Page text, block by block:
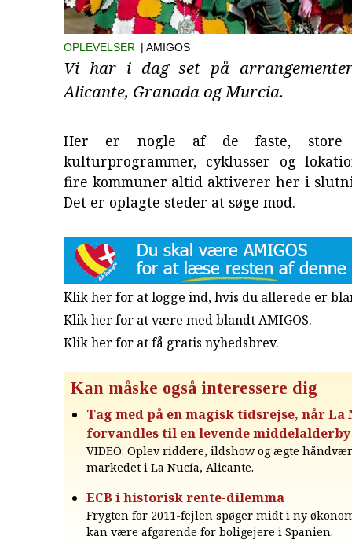
OPLEVELSER | AMIGOS
Vi har i dag set på
Alicante, Granada og Murcia.
Her er nogle af de faste, store
kulturprogrammer, cyklusser og
fire kommuner altid aktiverer her i
Det er oplagte steder at søge mod.
Klik her for at logge ind, hvis du allerede er
Klik her for at være med blandt AMIGOS.
Klik her for at få gratis nyhedsbrev.
Kan måske også interessere dig
Tag med på en magisk tidsrejse, når La
forvandles til en levende
VIDEO: Oplev riddere, ildshow og ægte
markedet i La Nucía, Alicante.
ECB i historisk rente-dilemma
Frygten for 2011-fejlen spøger midt i ny
kan være afgørende for boligejere i Spanien.